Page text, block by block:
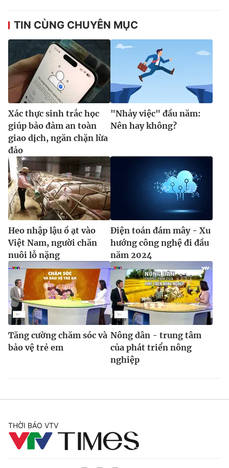
TIN CÙNG CHUYÊN MỤC
Xác thực sinh trắc học
giúp bảo đảm an toàn
giao dịch, ngăn chặn lừa
đảo
"Nhảy việc" đầu năm:
Nên hay không?
Heo nhập lậu ồ ạt vào
Việt Nam, người chăn
nuôi lỗ nặng
Điện toán đám mây - Xu
hướng công nghệ đi đầu
năm 2024
Tăng cường chăm sóc và
bảo vệ trẻ em
Nông dân - trung tâm
của phát triển nông
nghiệp
THỜI BÁO VTV